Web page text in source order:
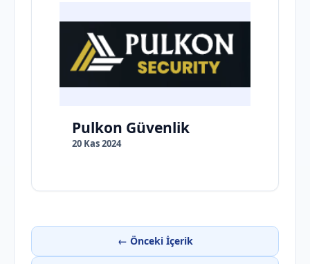
Pulkon Güvenlik
20 Kas 2024
← Önceki İçerik